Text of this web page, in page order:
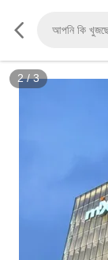
2/3